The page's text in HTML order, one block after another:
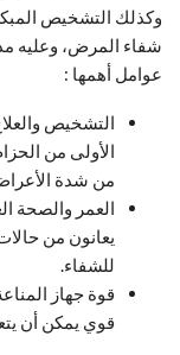
وكذلك التشخيص
شفاء المرض، وعليه
عوامل أهمها :
التشخيص
الأولى من
من شدة
العمر والصحة
يعانون من
للشفاء.
قوة جهاز
قوي يمكن أن